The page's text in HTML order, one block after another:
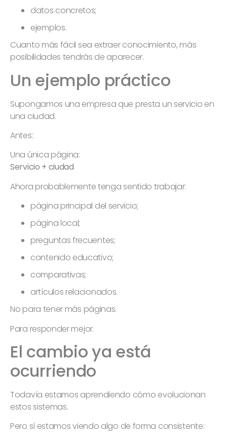
datos concretos;
ejemplos.
Cuanto más fácil sea extraer conocimiento, más
posibilidades tendrás de aparecer.
Un ejemplo práctico
Supongamos una empresa que presta un servicio en
una ciudad.
Antes:
Una única página:
Servicio + ciudad
Ahora probablemente tenga sentido trabajar:
página principal del servicio;
página local;
preguntas frecuentes;
contenido educativo;
comparativas;
artículos relacionados.
No para tener más páginas.
Para responder mejor.
El cambio ya está
ocurriendo
Todavía estamos aprendiendo cómo evolucionan
estos sistemas.
Pero sí estamos viendo algo de forma consistente: